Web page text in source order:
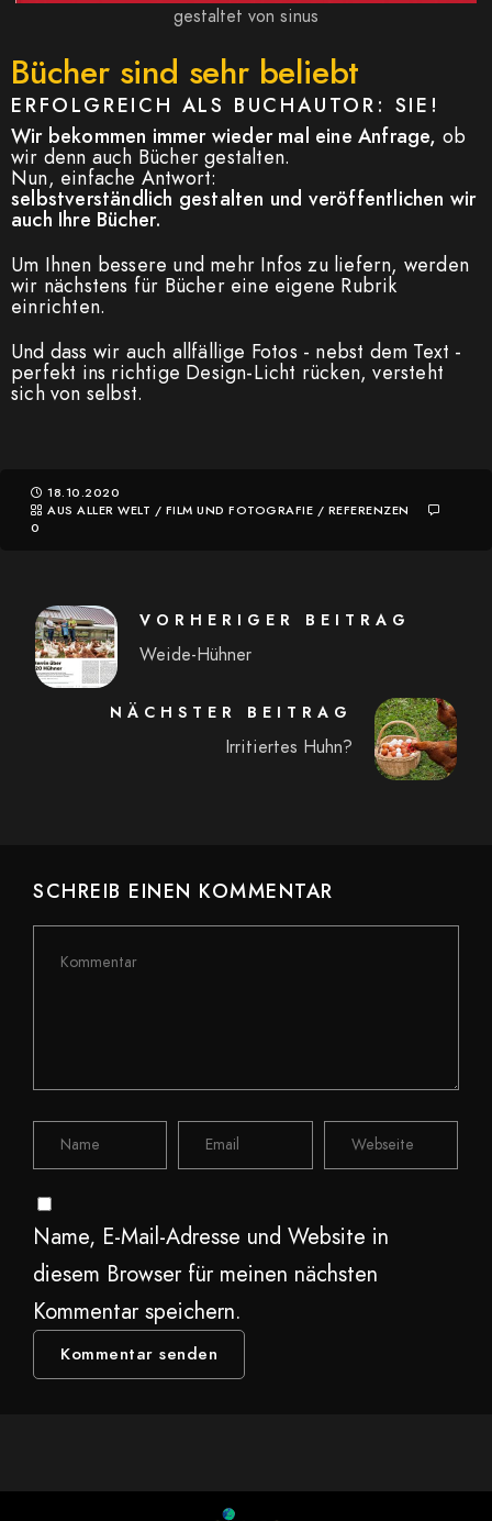
gestaltet von sinus
Bücher sind sehr beliebt
ERFOLGREICH ALS BUCHAUTOR: SIE!
Wir bekommen immer wieder mal eine Anfrage, ob
wir denn auch Bücher gestalten.
Nun, einfache Antwort:
selbstverständlich gestalten und veröffentlichen wir
auch Ihre Bücher.
Um Ihnen bessere und mehr Infos zu liefern, werden
wir nächstens für Bücher eine eigene Rubrik
einrichten.
Und dass wir auch allfällige Fotos - nebst dem Text -
perfekt ins richtige Design-Licht rücken, versteht
sich von selbst.
18.10.2020
AUS ALLER WELT / FILM UND FOTOGRAFIE / REFERENZEN
0
VORHERIGER BEITRAG
Weide-Hühner
NÄCHSTER BEITRAG
Irritiertes Huhn?
SCHREIB EINEN KOMMENTAR
Name, E-Mail-Adresse und Website in
diesem Browser für meinen nächsten
Kommentar speichern.